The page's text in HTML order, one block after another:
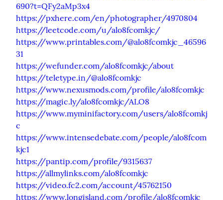
690?t=QFy2aMp3x4
https://pxhere.com/en/photographer/4970804
https://leetcode.com/u/alo8fcomkjc/
https://www.printables.com/@alo8fcomkjc_46596
31
https://wefunder.com/alo8fcomkjc/about
https://teletype.in/@alo8fcomkjc
https://www.nexusmods.com/profile/alo8fcomkjc
https://magic.ly/alo8fcomkjc/ALO8
https://www.myminifactory.com/users/alo8fcomkj
c
https://www.intensedebate.com/people/alo8fcom
kjc1
https://pantip.com/profile/9315637
https://allmylinks.com/alo8fcomkjc
https://video.fc2.com/account/45762150
https://www.longisland.com/profile/alo8fcomkjc